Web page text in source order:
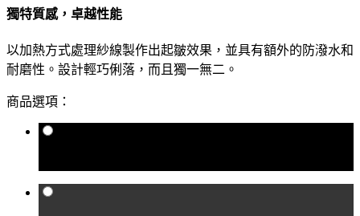
獨特質感，卓越性能
以加熱方式處理紗線製作出起皺效果，並具有額外的防潑水和
耐磨性。設計輕巧俐落，而且獨一無二。
商品選項：